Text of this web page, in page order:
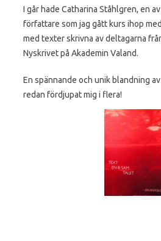
I går hade Catharina Ståhlgren, en
författare som jag gått kurs ihop
med texter skrivna av deltagarna
Nyskrivet på Akademin Valand.
En spännande och unik blandning
redan fördjupat mig i flera!